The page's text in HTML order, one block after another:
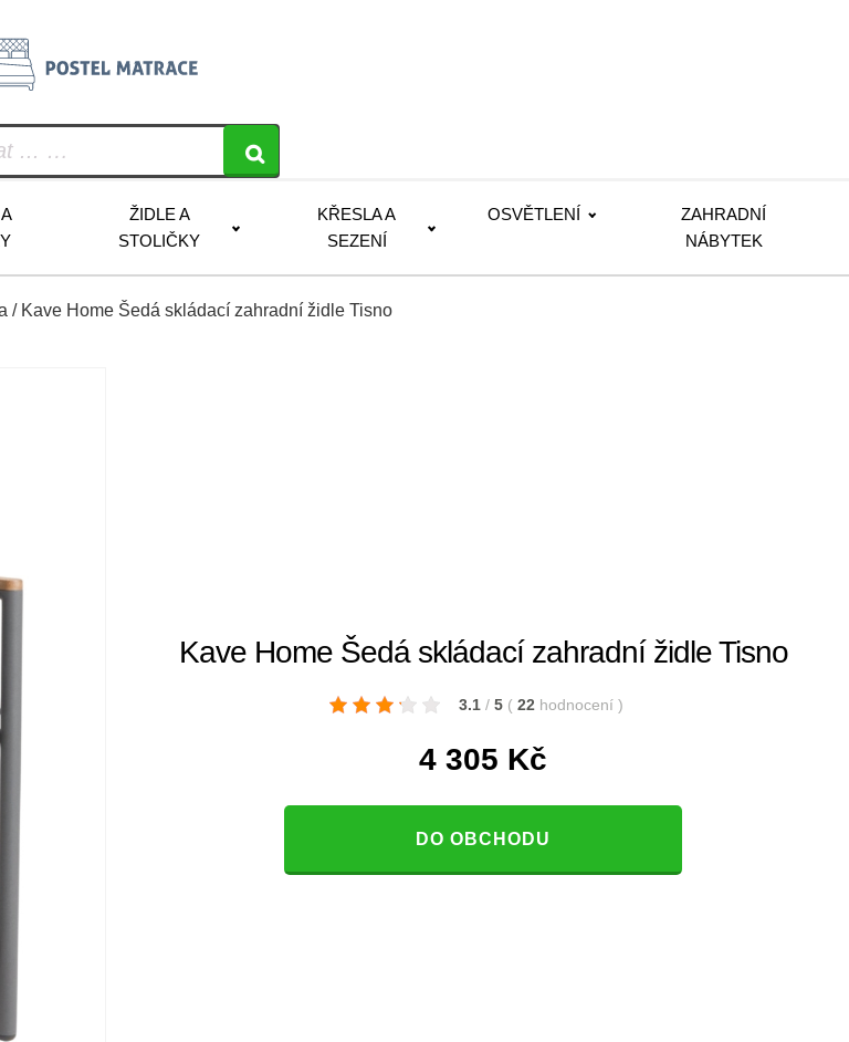
ŽIDLE A
STOLIČKY
KŘESLA A
SEZENÍ
OSVĚTLENÍ
ZAHRADNÍ
NÁBYTEK
/ Kave Home Šedá skládací zahradní židle Tisno
Kave Home Šedá skládací zahradní židle Tisno
3.1 / 5 ( 22 hodnocení )
4 305 Kč
DO OBCHODU